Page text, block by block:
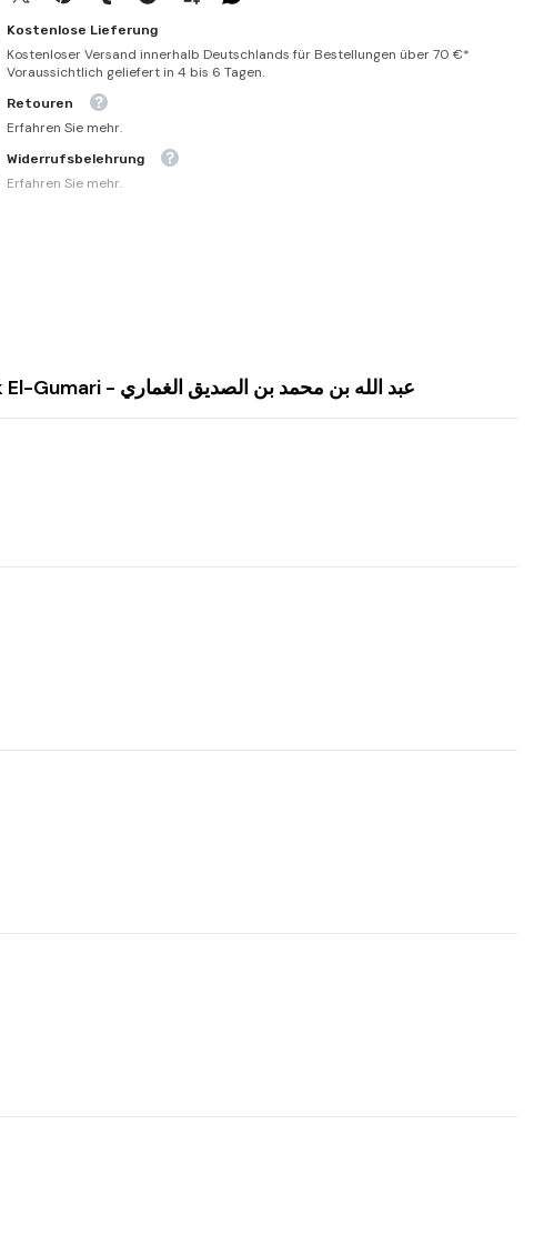
الخضر
وأسم
ذو
القرنين
Kostenlose Lieferung
Kostenloser Versand innerhalb Deutschlands für Bestellungen über 70 €*
Voraussichtlich geliefert in 4 bis 6 Tagen.
Retouren
Erfahren Sie mehr.
Widerrufsbelehrung
Erfahren Sie mehr.
Ebü'l-Fadl Abdullah b. Muhammed b. Es-Sıddik El-Gumari - عبد الله بن محمد بن الصديق الغماري